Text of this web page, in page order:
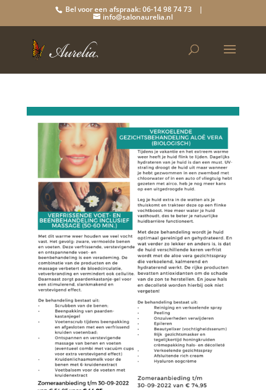
Bel voor een afspraak: 06-14 98 74 73 |
info@salonaurelia.nl